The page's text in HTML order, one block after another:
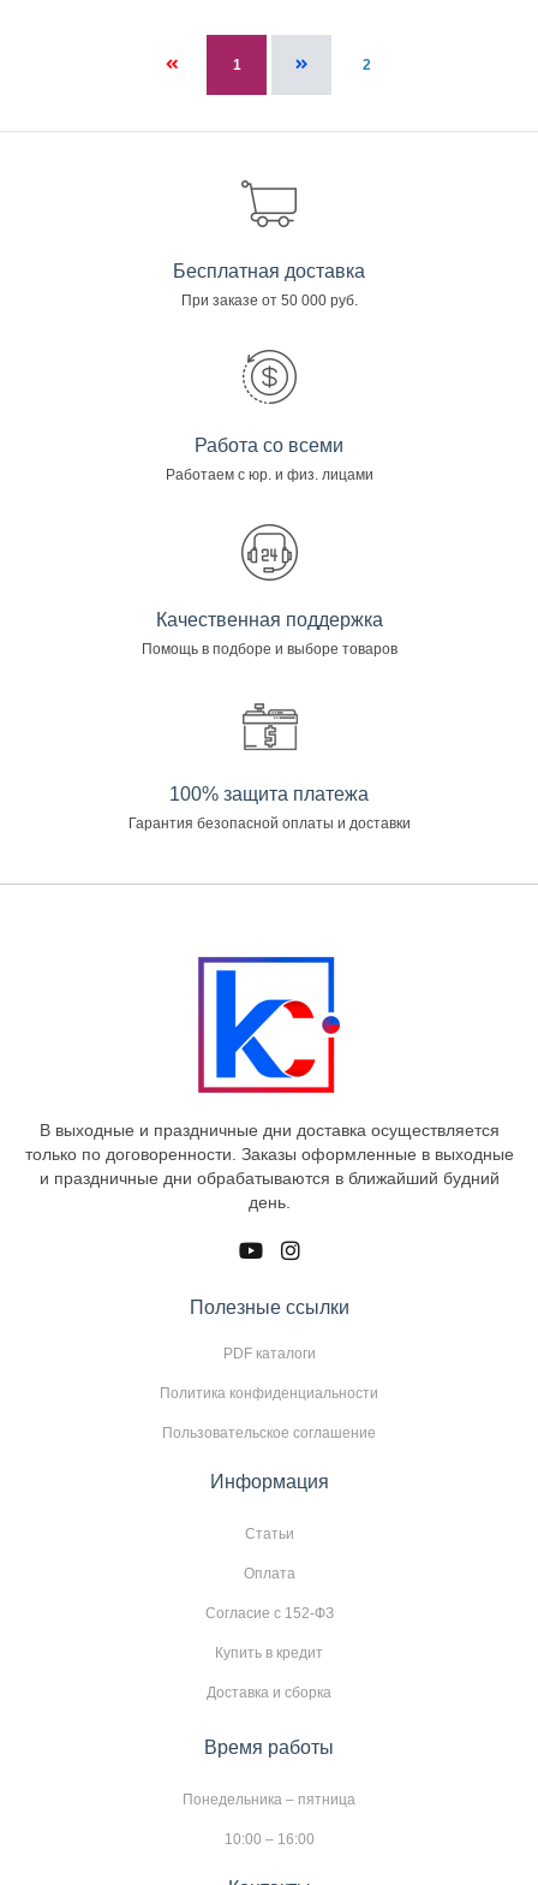
1 2
Бесплатная доставка
При заказе от 50 000 руб.
Работа со всеми
Работаем с юр. и физ. лицами
Качественная поддержка
Помощь в подборе и выборе товаров
100% защита платежа
Гарантия безопасной оплаты и доставки
В выходные и праздничные дни доставка осуществляется
только по договоренности. Заказы оформленные в выходные
и праздничные дни обрабатываются в ближайший будний
день.
Полезные ссылки
PDF каталоги
Политика конфиденциальности
Пользовательское соглашение
Информация
Статьи
Оплата
Согласие с 152-ФЗ
Купить в кредит
Доставка и сборка
Время работы
Понедельника – пятница
10:00 – 16:00